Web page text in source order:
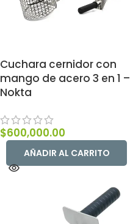
Cuchara cernidor con
mango de acero 3 en 1 –
Nokta
$600,000.00
AÑADIR AL CARRITO